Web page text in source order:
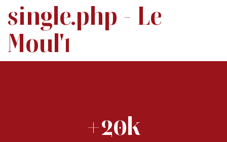
single.php - Le
Moul'1
+20k